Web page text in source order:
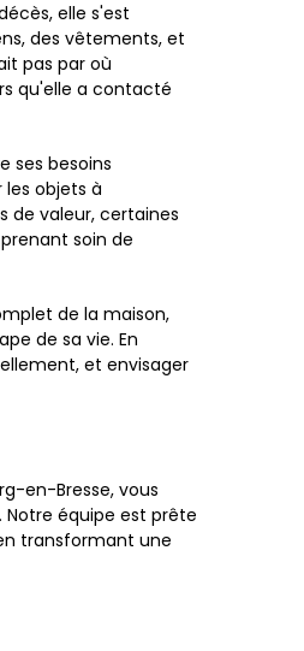
elle s'est
des vêtements, et
pas par où
qu'elle a contacté
ses besoins
objets à
de valeur, certaines
soin de
de la maison,
de sa vie. En
et envisager
en-Bresse, vous
équipe est prête
transformant une